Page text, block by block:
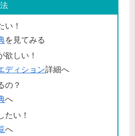
い！
を見てみる
欲しい！
ディション詳細へ
の？
へ
たい！
へ